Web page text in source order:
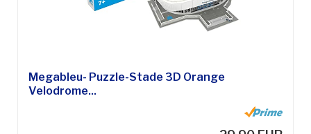
Megableu- Puzzle-Stade 3D Orange
Velodrome...